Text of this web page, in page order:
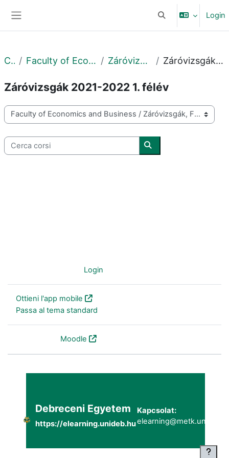
Attiva/disattivaLogin
Corsi Faculty of Economics and Business Záróvizsgák, Felvételik Záróvizsgák 2021-2022 1. félév
Záróvizsgák 2021-2022 1. félév
Categorie di corso
Cerca corsi
Cerca corsi
Login
Ottieni l'app mobile
Passa al tema standard
Moodle
Debreceni Egyetem
https://elearning.unideb.hu
Kapcsolat: